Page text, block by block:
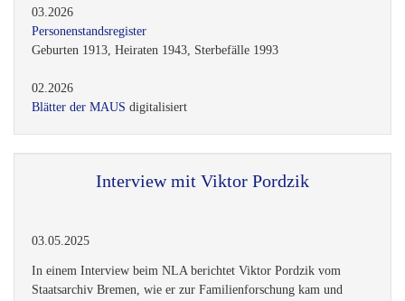
03.2026
Personenstandsregister
Geburten 1913, Heiraten 1943, Sterbefälle 1993
02.2026
Blätter der MAUS digitalisiert
Interview mit Viktor Pordzik
03.05.2025
In einem Interview beim NLA berichtet Viktor Pordzik vom
Staatsarchiv Bremen, wie er zur Familienforschung kam und